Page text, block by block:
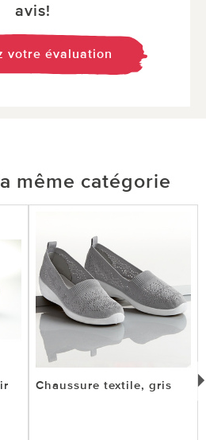
avis!
votre évaluation
même catégorie
Chaussure textile, gris